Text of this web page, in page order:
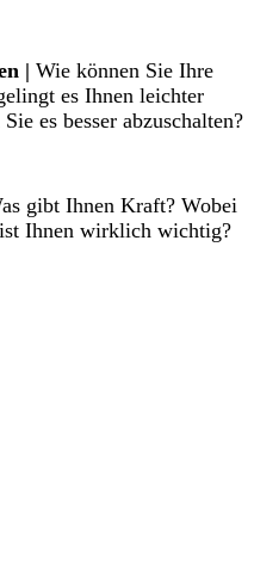
| Wie können Sie Ihre
es Ihnen leichter
es besser abzuschalten?
gibt Ihnen Kraft? Wobei
Ihnen wirklich wichtig?